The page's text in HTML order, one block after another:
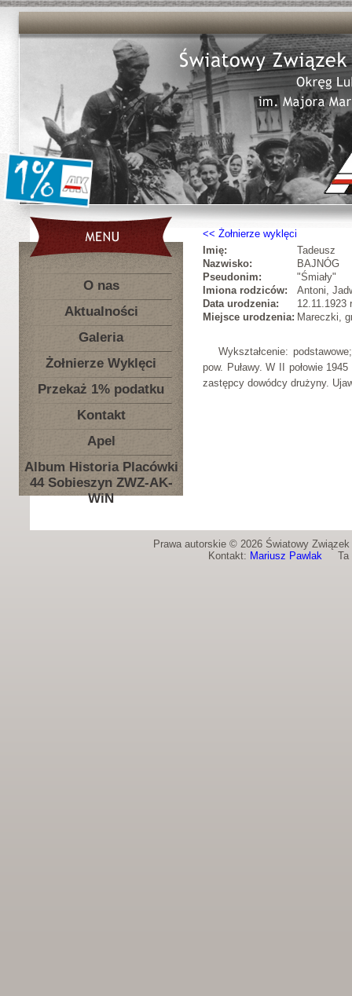
O nas
Aktualności
Galeria
Żołnierze Wyklęci
Przekaż 1% podatku
Kontakt
Apel
Album Historia Placówki
44 Sobieszyn ZWZ-AK-
WiN
Żołnierze wyklęci
Imię:
Tadeusz
Nazwisko:
BAJNÓG
Pseudonim:
"Śmiały"
Imiona rodziców:
Antoni,
Data urodzenia:
12.11.1923
Miejsce urodzenia: Mareczki,
Wykształcenie:
pow. Puławy. W II połowie
zastępcy dowódcy drużyny.
Prawa autorskie © 2026 Światowy
Kontakt: Mariusz PawlakTa